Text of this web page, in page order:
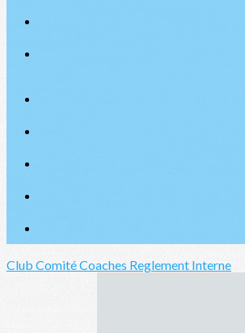
Club ComitéCoaches Reglement Interne